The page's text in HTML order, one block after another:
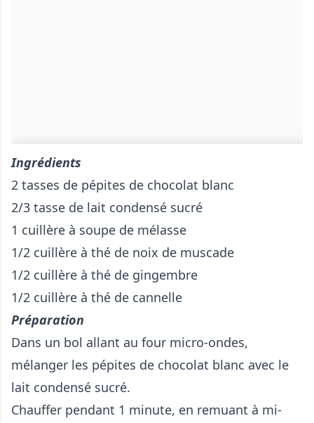
Ingrédients
2 tasses de pépites de chocolat blanc
2/3 tasse de lait condensé sucré
1 cuillère à soupe de mélasse
1/2 cuillère à thé de noix de muscade
1/2 cuillère à thé de gingembre
1/2 cuillère à thé de cannelle
Préparation
Dans un bol allant au four micro-ondes,
mélanger les pépites de chocolat blanc avec le
lait condensé sucré.
Chauffer pendant 1 minute, en remuant à mi-